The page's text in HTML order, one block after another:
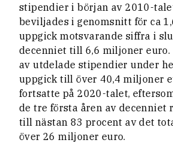
stipendier i början av 2010-
beviljades i genomsnitt för ca
uppgick motsvarande siffra i
decenniet till 6,6 miljoner euro.
av utdelade stipendier under
uppgick till över 40,4 miljoner
fortsatte på 2020-talet,
de tre första åren av decenniet
till nästan 83 procent av det
över 26 miljoner euro.